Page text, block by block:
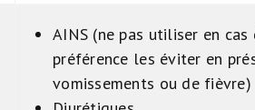
AINS (ne pas utiliser en
préférence les éviter en
vomissements ou de fièvre)